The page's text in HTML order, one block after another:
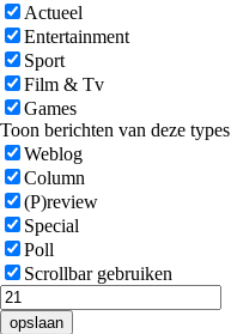
Actueel
Entertainment
Sport
Film & Tv
Games
Toon berichten van deze types
Weblog
Column
(P)review
Special
Poll
Scrollbar gebruiken
opslaan